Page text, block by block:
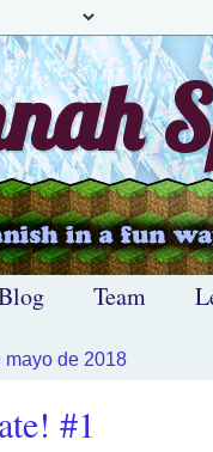
Team
mayo de 2018
#1